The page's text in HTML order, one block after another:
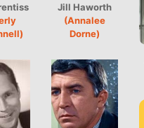
Jill Haworth
(Annalee
Dorne)